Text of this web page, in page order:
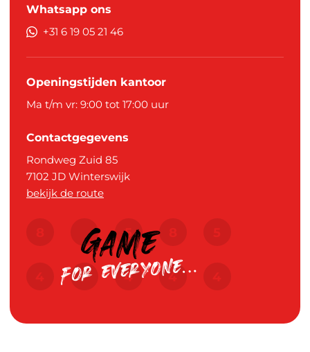
Whatsapp ons
+31 6 19 05 21 46
Openingstijden kantoor
Ma t/m vr: 9:00 tot 17:00 uur
Contactgegevens
Rondweg Zuid 85
7102 JD Winterswijk
bekijk de route